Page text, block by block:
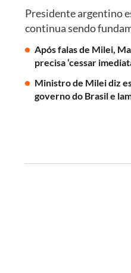
Presidente argentino
continua sendo
Após falas de Milei,
precisa ‘cessar
Ministro de Milei diz
governo do Brasil e